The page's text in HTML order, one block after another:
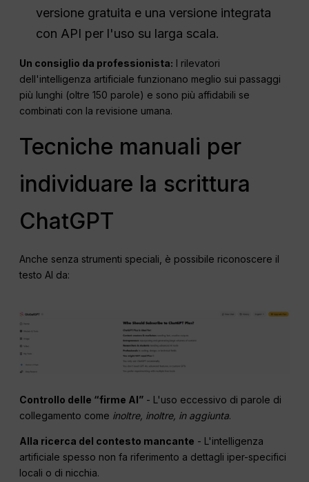
versione gratuita e una versione integrata
con API per l'uso su larga scala.
Un consiglio da professionista: I rilevatori
dell'intelligenza artificiale funzionano meglio sui passaggi
più lunghi (oltre 150 parole) e sono più affidabili se
combinati con la revisione umana.
Tecniche manuali per
individuare la scrittura
ChatGPT
Anche senza strumenti speciali, è possibile riconoscere il
testo AI da:
Controllo delle “firme AI” - L'uso eccessivo di parole di
collegamento come inoltre, inoltre, in aggiunta.
Alla ricerca del contesto mancante - L'intelligenza
artificiale spesso non fa riferimento a dettagli iper-specifici
locali o di nicchia.